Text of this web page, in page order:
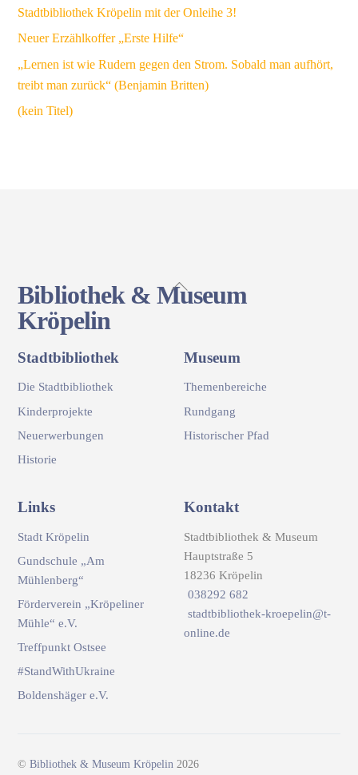
Stadtbibliothek Kröpelin mit der Onleihe 3!
Neuer Erzählkoffer „Erste Hilfe“
„Lernen ist wie Rudern gegen den Strom. Sobald man aufhört,
treibt man zurück“ (Benjamin Britten)
(kein Titel)
Back
To
Bibliothek & Museum
Kröpelin
Stadtbibliothek
Die Stadtbibliothek
Kinderprojekte
Neuerwerbungen
Historie
Museum
Themenbereiche
Rundgang
Historischer Pfad
Links
Stadt Kröpelin
Gundschule „Am
Mühlenberg“
Förderverein „Kröpeliner
Mühle“ e.V.
Treffpunkt Ostsee
#StandWithUkraine
Boldenshäger e.V.
Kontakt
Stadtbibliothek & Museum
Hauptstraße 5
18236 Kröpelin
038292 682
stadtbibliothek-kroepelin@t-
online.de
©Bibliothek & Museum Kröpelin 2026